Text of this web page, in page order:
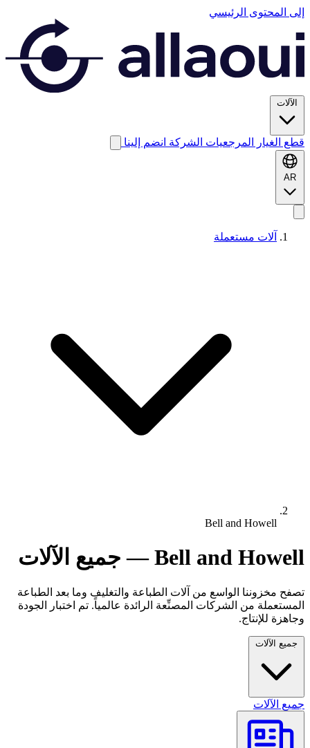
إلى المحتوى الرئيسي
الآلات
قطع الغيار المرجعيات الشركة انضم إلينا
AR
آلات مستعملة
Bell and Howell
Bell and Howell — جميع الآلات
تصفح مخزوننا الواسع من آلات الطباعة والتغليف وما بعد الطباعة
المستعملة من الشركات المصنِّعة الرائدة عالمياً. تم اختبار الجودة
وجاهزة للإنتاج.
جميع الآلات
جميع الآلات